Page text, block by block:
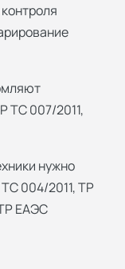
ТС 007/2011,
нужно
004/2011, ТР
ЕАЭС